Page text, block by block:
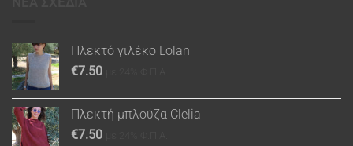
Πλεκτό γιλέκο Lolan
€7.50
Πλεκτή μπλούζα Clelia
€7.50